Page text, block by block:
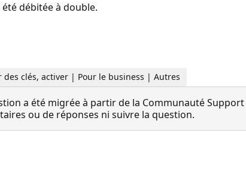
débitée à double.
clés, activer | Pour le business | Autres
a été migrée à partir de la Communauté
ou de réponses ni suivre la question.